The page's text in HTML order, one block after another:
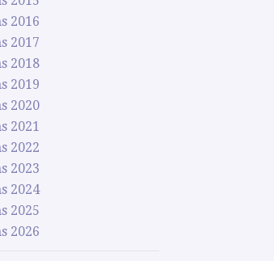
2016
2017
2018
2019
2020
2021
2022
2023
2024
2025
2026